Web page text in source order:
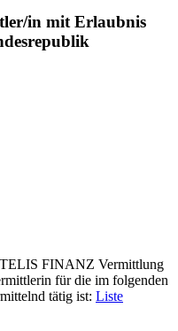
in mit Erlaubnis
FINANZ Vermittlung
für die im folgenden
tätig ist: Liste